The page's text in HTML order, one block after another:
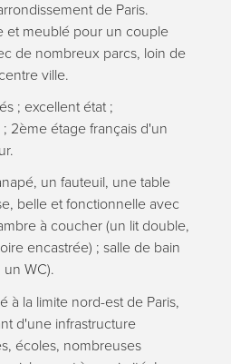
de Paris.
et meublé pour un couple
de nombreux parcs, loin de
ville.
; excellent état ;
2ème étage français d'un
un fauteuil, une table
belle et fonctionnelle avec
à coucher (un lit double,
encastrée) ; salle de bain
WC).
à la limite nord-est de Paris,
d'une infrastructure
écoles, nombreuses